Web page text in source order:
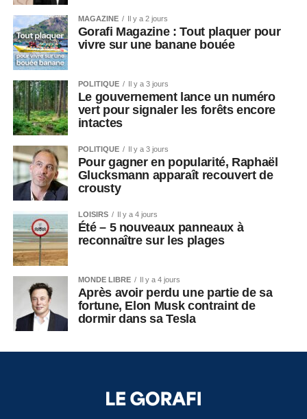
MAGAZINE Il y a 2 jours
Gorafi Magazine : Tout plaquer pour
vivre sur une banane bouée
POLITIQUE Il y a 3 jours
Le gouvernement lance un numéro
vert pour signaler les forêts encore
intactes
POLITIQUE Il y a 3 jours
Pour gagner en popularité, Raphaël
Glucksmann apparaît recouvert de
crousty
LOISIRS Il y a 4 jours
Été – 5 nouveaux panneaux à
reconnaître sur les plages
MONDE LIBRE Il y a 4 jours
Après avoir perdu une partie de sa
fortune, Elon Musk contraint de
dormir dans sa Tesla